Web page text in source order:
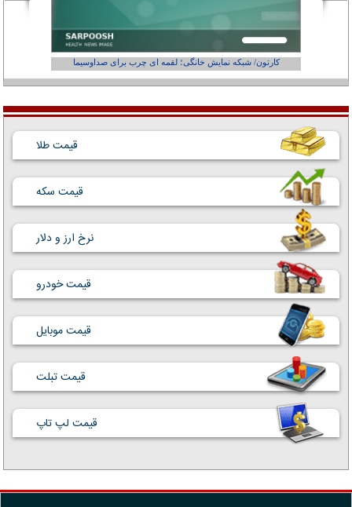
کارتون/ شبکه نمایش خانگی؛ لقمه ای چرب برای صداوسیما
قیمت طلا
قیمت سکه
نرخ ارز و دلار
قیمت خودرو
قیمت موبایل
قیمت تبلت
قیمت لپ تاپ